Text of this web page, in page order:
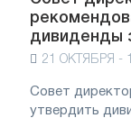
дивиденды
21 ОКТЯБРЯ -
Совет
утвердить